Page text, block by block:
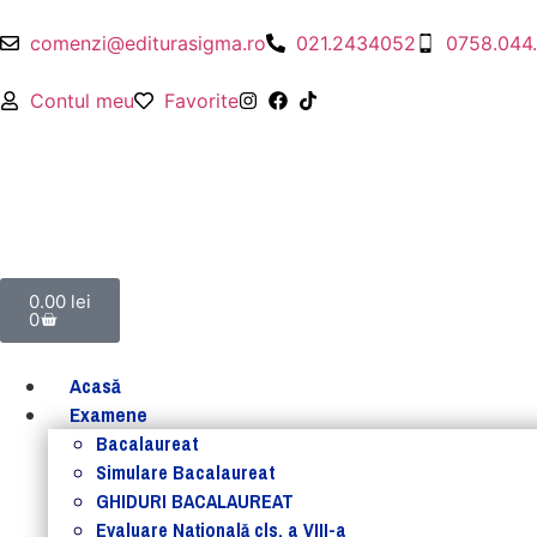
comenzi@editurasigma.ro 021.2434052
Contul meu Favorite
0.00 lei
0
Acasă
Examene
Bacalaureat
Simulare Bacalaureat
GHIDURI BACALAUREAT
Evaluare Naţională cls. a VIII-a